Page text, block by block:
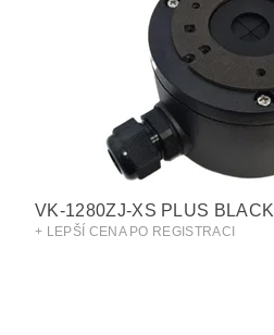
VK-1280ZJ-XS PLUS BLACK
+ LEPŠÍ CENA PO REGISTRACI